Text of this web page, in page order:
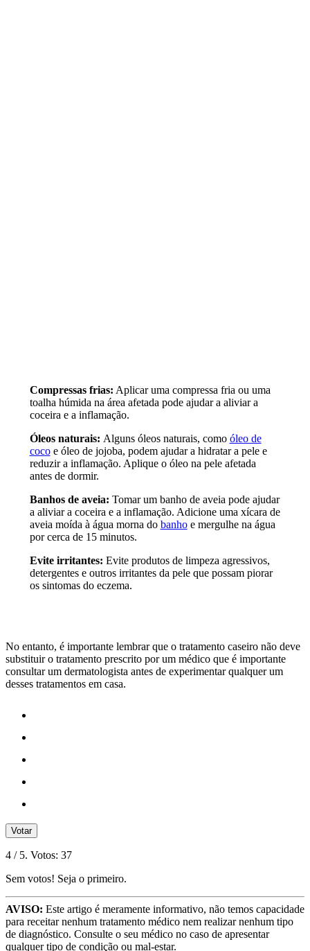
Compressas frias: Aplicar uma compressa fria ou uma
toalha húmida na área afetada pode ajudar a aliviar a
coceira e a inflamação.
Óleos naturais: Alguns óleos naturais, como óleo de
cocoe óleo de jojoba, podem ajudar a hidratar a pele e
reduzir a inflamação. Aplique o óleo na pele afetada
antes de dormir.
Banhos de aveia: Tomar um banho de aveia pode ajudar
a aliviar a coceira e a inflamação. Adicione uma xícara de
aveia moída à água morna do banhoe mergulhe na água
por cerca de 15 minutos.
Evite irritantes: Evite produtos de limpeza agressivos,
detergentes e outros irritantes da pele que possam piorar
os sintomas do eczema.
No entanto, é importante lembrar que o tratamento caseiro não deve
substituir o tratamento prescrito por um médico que é importante
consultar um dermatologista antes de experimentar qualquer um
desses tratamentos em casa.
Votar
4 / 5. Votos: 37
Sem votos! Seja o primeiro.
AVISO: Este artigo é meramente informativo, não temos capacidade
para receitar nenhum tratamento médico nem realizar nenhum tipo
de diagnóstico. Consulte o seu médico no caso de apresentar
qualquer tipo de condição ou mal-estar.